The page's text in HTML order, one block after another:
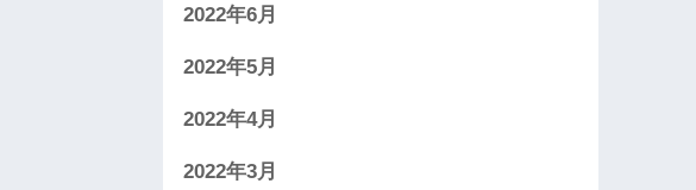
2022年6月
2022年5月
2022年4月
2022年3月